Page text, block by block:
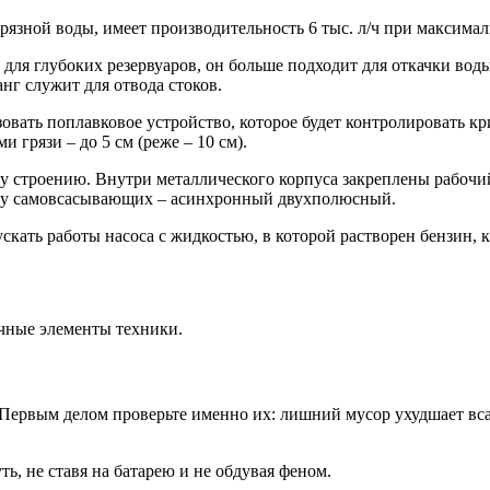
воды, имеет производительность 6 тыс. л/ч при
глубоких резервуаров, он больше подходит для откачки
служит для отвода стоков.
поплавковое устройство, которое будет
грязи – до 5 см (реже – 10 см).
строению. Внутри металлического корпуса закреплены
самовсасывающих – асинхронный двухполюсный.
работы насоса с жидкостью, в которой растворен
элементы техники.
делом проверьте именно их: лишний мусор ухудшает
не ставя на батарею и не обдувая феном.